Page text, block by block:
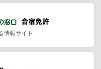
情報サイト